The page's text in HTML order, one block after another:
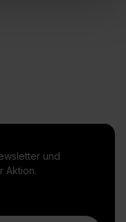
und
Aktion.